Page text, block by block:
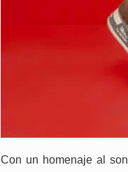
Con un homenaje al